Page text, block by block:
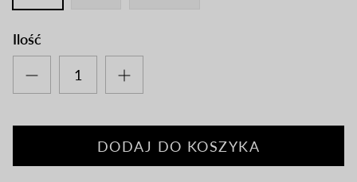
Ilość
DODAJ DO KOSZYKA